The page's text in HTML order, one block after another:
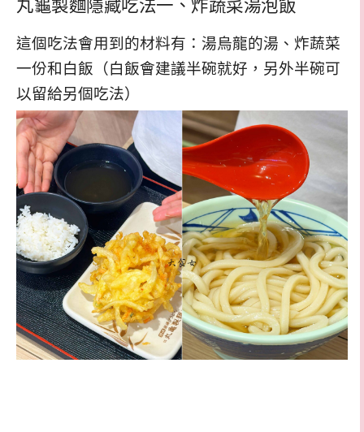
這個吃法會用到的材料有：湯烏龍的湯、炸蔬菜
一份和白飯（白飯會建議半碗就好，另外半碗可
以留給另個吃法）